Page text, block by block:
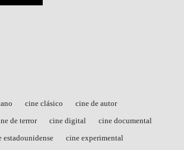
cine clásico
cine de autor
de terror cine digital
cine documental
estadounidense
cine experimental